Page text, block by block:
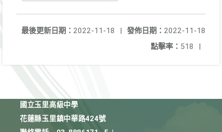
發佈日期： 2022-11-18
最後更新日期： 2022-11-18
|
點擊率： 518 |
國立玉里高級中學
花蓮縣玉里鎮中華路424號